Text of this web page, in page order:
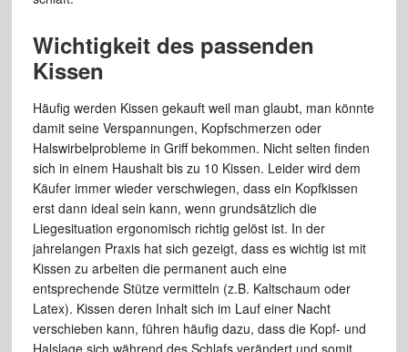
Wichtigkeit des passenden
Kissen
Häufig werden Kissen gekauft weil man glaubt, man könnte
damit seine Verspannungen, Kopfschmerzen oder
Halswirbelprobleme in Griff bekommen. Nicht selten finden
sich in einem Haushalt bis zu 10 Kissen. Leider wird dem
Käufer immer wieder verschwiegen, dass ein Kopfkissen
erst dann ideal sein kann, wenn grundsätzlich die
Liegesituation ergonomisch richtig gelöst ist. In der
jahrelangen Praxis hat sich gezeigt, dass es wichtig ist mit
Kissen zu arbeiten die permanent auch eine
entsprechende Stütze vermitteln (z.B. Kaltschaum oder
Latex). Kissen deren Inhalt sich im Lauf einer Nacht
verschieben kann, führen häufig dazu, dass die Kopf- und
Halslage sich während des Schlafs verändert und somit